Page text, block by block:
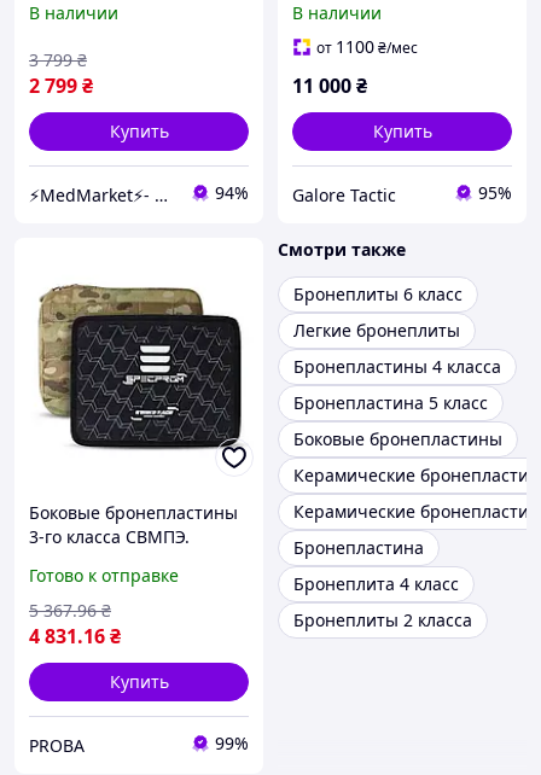
+Сертификат
В наличии
2 799₴
3 799 ₴
Купить
⚡️MedMarket⚡️- Оптовый магазин медицинских товаров 94%
бронепластини титано-
керамічні бронепластини
клас
В наличии
от 1100₴/мес
11 000₴
Купить
Galore Tactic 95%
Боковые бронепластины
3-го класса СВМПЭ.
Размер 21.5 на 16см.
Мультикам. 2шт
Готово к отправке
4 831.16₴
5 367.96 ₴
Купить
PROBA 99%
Смотри также
Бронеплиты 6 класс
Легкие бронеплиты
Бронепластины 4 класса
Бронепластина 5 класс
Боковые бронепластины
Керамические
Керамические
Бронепластина
Бронеплита 4 класс
Бронеплиты 2 класса